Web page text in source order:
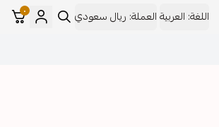
اللغة: العربيةالعملة: ريال سعودي ٠